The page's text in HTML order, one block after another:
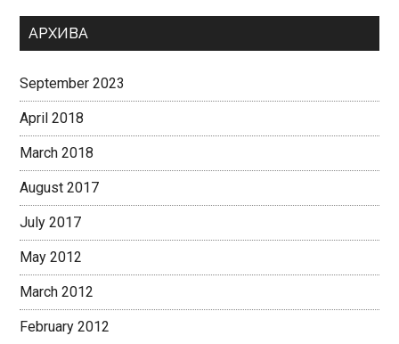
АРХИВА
September 2023
April 2018
March 2018
August 2017
July 2017
May 2012
March 2012
February 2012